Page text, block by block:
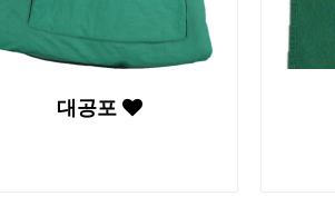
대공포